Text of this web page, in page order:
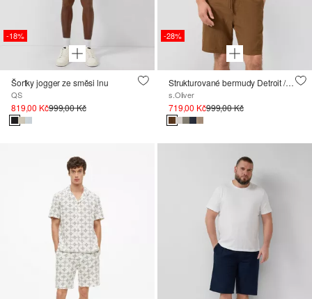
-18%
Šortky jogger ze směsi lnu
QS
819,00 Kč999,00 Kč
-28%
Strukturované bermudy Detroit / Relaxed Fit / Mid Rise
s.Oliver
719,00 Kč999,00 Kč